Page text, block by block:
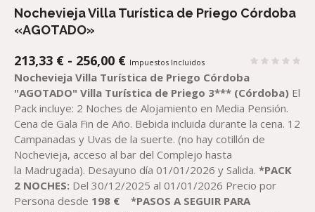
Nochevieja Villa Turística de Priego Córdoba
«AGOTADO»
213,33 € - 256,00 €RANGO
DE
PRECIOS:
DESDE
213,33 €
HASTA
256,00 €
Impuestos Incluidos
Nochevieja Villa Turística de Priego Córdoba
"AGOTADO" Villa Turística de Priego 3*** (Córdoba) El
Pack incluye: 2 Noches de Alojamiento en Media Pensión.
Cena de Gala Fin de Año. Bebida incluida durante la cena. 12
Campanadas y Uvas de la suerte. (no hay cotillón de
Nochevieja, acceso al bar del Complejo hasta
la Madrugada). Desayuno día 01/01/2026 y Salida.*PACK
2 NOCHES: Del 30/12/2025 al 01/01/2026 Precio por
Persona desde 198 €
*PASOS A SEGUIR PARA